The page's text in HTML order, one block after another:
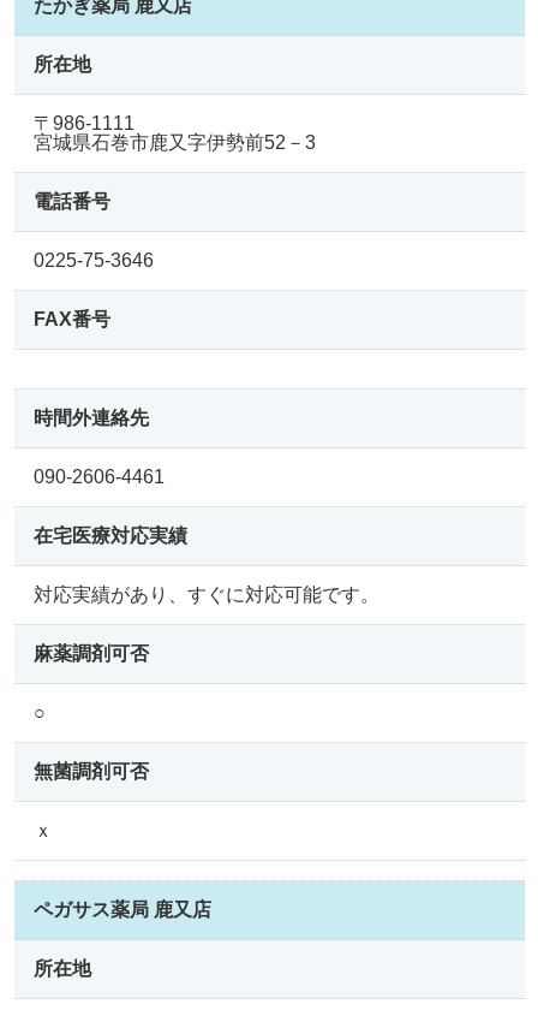
たかぎ薬局 鹿又店
所在地
〒986-1111
宮城県石巻市鹿又字伊勢前52－3
電話番号
0225-75-3646
FAX番号
時間外連絡先
090-2606-4461
在宅医療対応実績
対応実績があり、すぐに対応可能です。
麻薬調剤可否
○
無菌調剤可否
ｘ
ペガサス薬局 鹿又店
所在地